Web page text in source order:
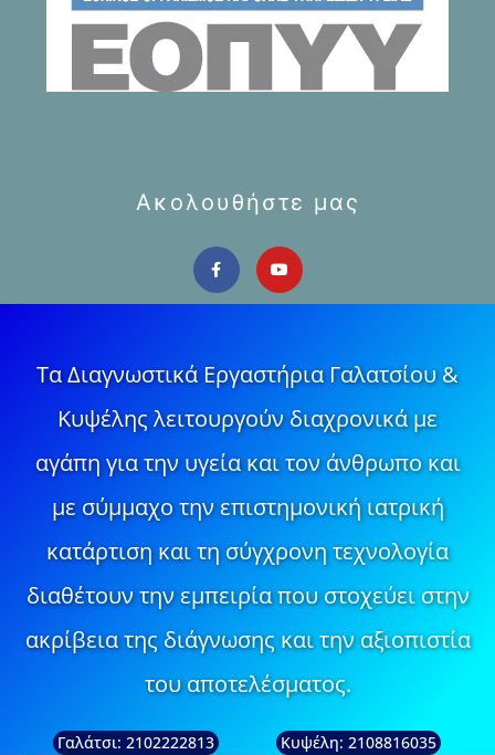
Ακολουθήστε μας
Τα Διαγνωστικά Εργαστήρια Γαλατσίου &
Κυψέλης λειτουργούν διαχρονικά με
αγάπη για την υγεία και τον άνθρωπο και
με σύμμαχο την επιστημονική ιατρική
κατάρτιση και τη σύγχρονη τεχνολογία
διαθέτουν την εμπειρία που στοχεύει στην
ακρίβεια της διάγνωσης και την αξιοπιστία
του αποτελέσματος.
Γαλάτσι: 2102222813 Κυψέλη: 2108816035